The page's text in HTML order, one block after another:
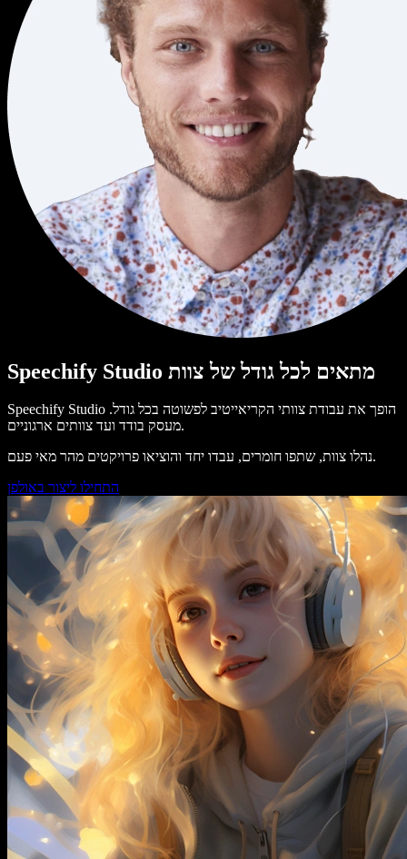
Speechify Studio מתאים לכל גודל של צוות
Speechify Studio הופך את עבודת צוותי הקריאייטיב לפשוטה בכל גודל.
מעסק בודד ועד צוותים ארגוניים.
נהלו צוות, שתפו חומרים, עבדו יחד והוציאו פרויקטים מהר מאי פעם.
התחילו ליצור באולפן